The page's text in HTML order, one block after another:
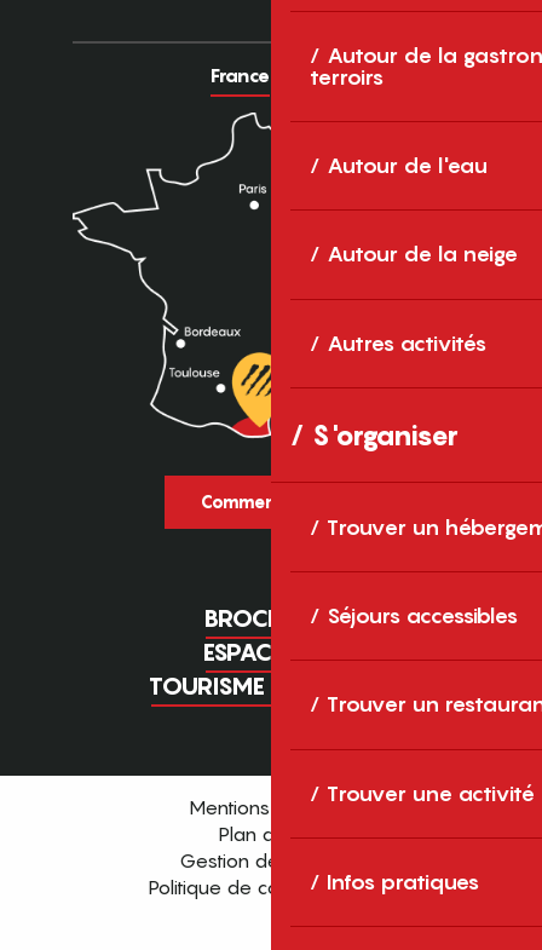
Autour de la
terroirs
Autour de l'eau
Autour de la neige
Autres activités
S'organiser
Trouver un
Séjours accessibles
Trouver un
Trouver une activité
Infos pratiques
France Europe
Comment venir ?
BROCHURES
ESPACE PRO
TOURISME D'AFFAIRES
Mentions légales
Plan du site
Gestion des cookies
Politique de confidentialité